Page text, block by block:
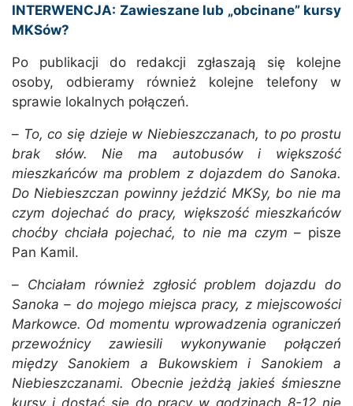
INTERWENCJA: Zawieszane lub „obcinane” kursy
MKSów?
Po publikacji do redakcji zgłaszają się kolejne
osoby, odbieramy również kolejne telefony w
sprawie lokalnych połączeń.
– To, co się dzieje w Niebieszczanach, to po prostu
brak słów. Nie ma autobusów i większość
mieszkańców ma problem z dojazdem do Sanoka.
Do Niebieszczan powinny jeździć MKSy, bo nie ma
czym dojechać do pracy, większość mieszkańców
choćby chciała pojechać, to nie ma czym – pisze
Pan Kamil.
– Chciałam również zgłosić problem dojazdu do
Sanoka – do mojego miejsca pracy, z miejscowości
Markowce. Od momentu wprowadzenia ograniczeń
przewoźnicy zawiesili wykonywanie połączeń
między Sanokiem a Bukowskiem i Sanokiem a
Niebieszczanami. Obecnie jeżdżą jakieś śmieszne